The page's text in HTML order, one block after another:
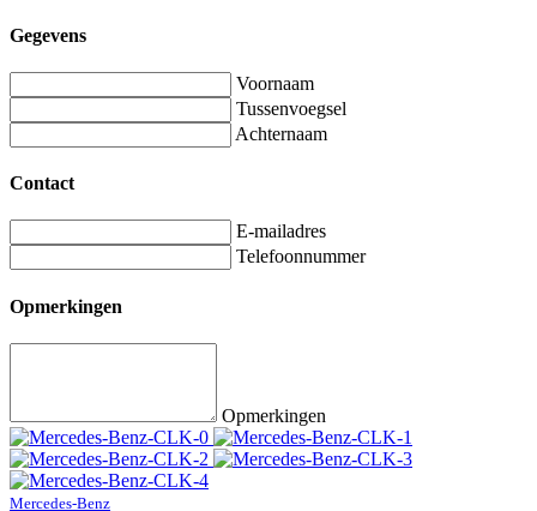
Gegevens
Voornaam
Tussenvoegsel
Achternaam
Contact
E-mailadres
Telefoonnummer
Opmerkingen
Opmerkingen
Mercedes-Benz